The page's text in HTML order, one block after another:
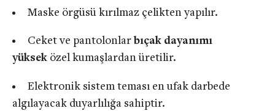
Maske örgüsü kırılmaz çelikten yapılır.
Ceket ve pantolonlar bıçak dayanımı
yüksek özel kumaşlardan üretilir.
Elektronik sistem teması en ufak darbede
algılayacak duyarlılığa sahiptir.